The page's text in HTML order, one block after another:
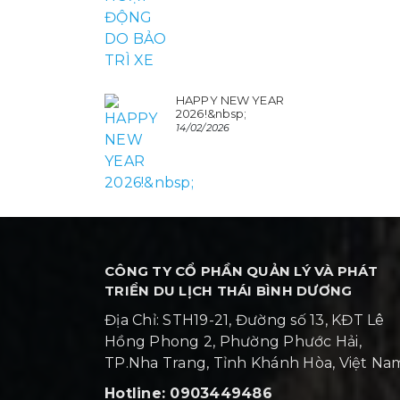
HAPPY NEW YEAR
2026!&nbsp;
14/02/2026
CÔNG TY CỔ PHẦN QUẢN LÝ VÀ PHÁT
TRIỂN DU LỊCH THÁI BÌNH DƯƠNG
Địa Chỉ: STH19-21, Đường số 13, KĐT Lê
Hồng Phong 2, Phường Phước Hải,
TP.Nha Trang, Tỉnh Khánh Hòa, Việt
Hotline: 0903449486